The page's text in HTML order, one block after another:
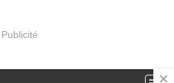
Publicité